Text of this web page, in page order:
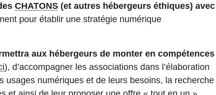
CHATONS(et autres hébergeurs éthiques) avec
pour établir une stratégie numérique
aux hébergeurs de monter en compétences
), d’accompagner les associations dans l’élaboration
numériques et de leurs besoins, la recherche